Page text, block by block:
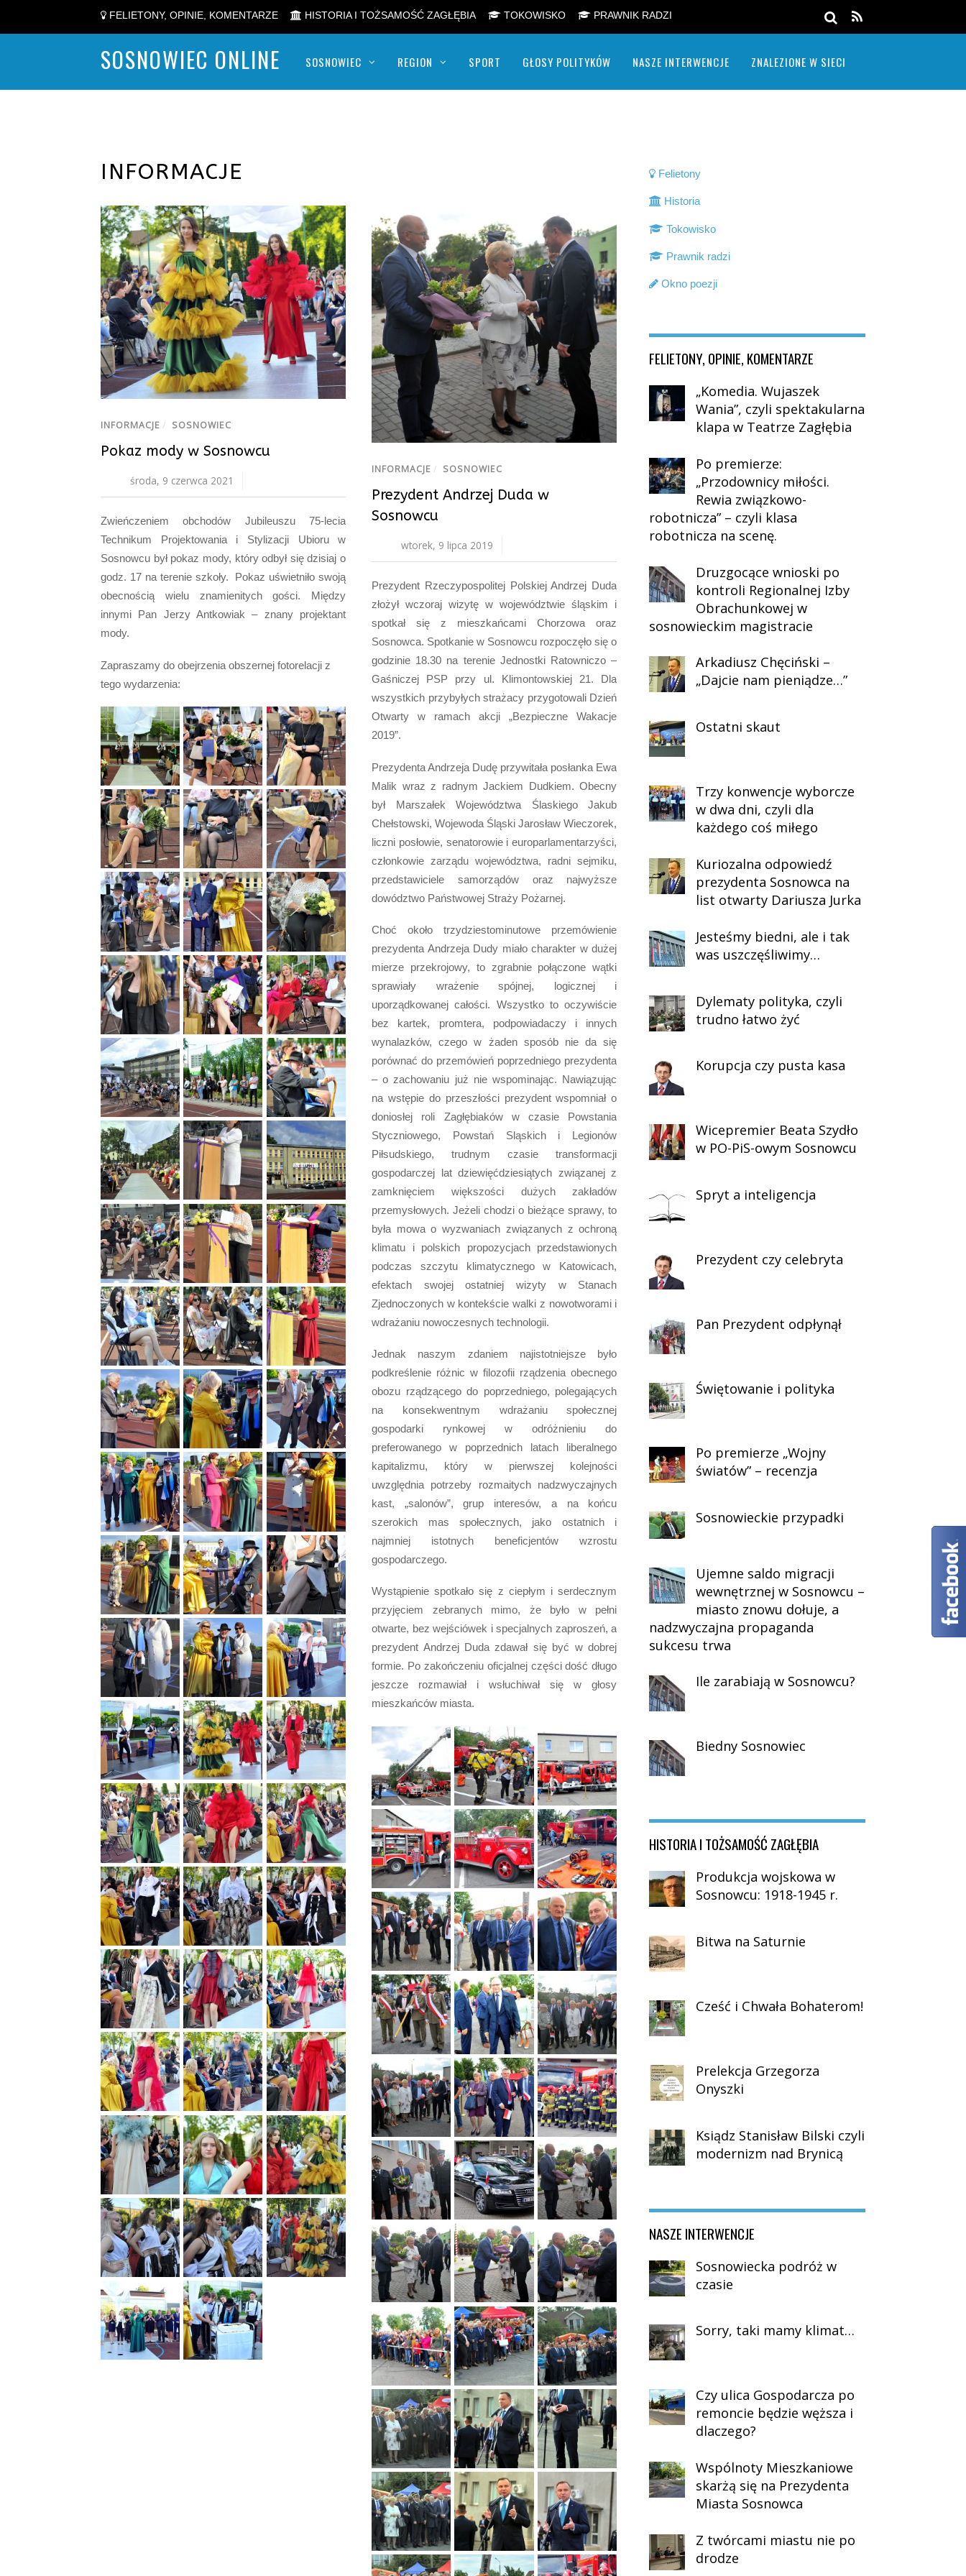
FELIETONY, OPINIE, KOMENTARZE HISTORIA I TOŻSAMOŚĆ ZAGŁĘBIA TOKOWISKO PRAWNIK RADZI
SOSNOWIEC ONLINE SOSNOWIEC REGION SPORT GŁOSY POLITYKÓW NASZE INTERWENCJE ZNALEZIONE W SIECI
INFORMACJE
INFORMACJE / SOSNOWIEC
Pokaz mody w Sosnowcu
środa, 9 czerwca 2021
Zwieńczeniem obchodów Jubileuszu 75-lecia
Technikum Projektowania i Stylizacji Ubioru w
Sosnowcu był pokaz mody, który odbył się dzisiaj o
godz. 17 na terenie szkoły. Pokaz uświetniło swoją
obecnością wielu znamienitych gości. Między
innymi Pan Jerzy Antkowiak – znany projektant
mody.
Zapraszamy do obejrzenia obszernej fotorelacji z
tego wydarzenia:
INFORMACJE / SOSNOWIEC
Prezydent Andrzej Duda w
Sosnowcu
wtorek, 9 lipca 2019
Prezydent Rzeczypospolitej Polskiej Andrzej Duda
złożył wczoraj wizytę w województwie śląskim i
spotkał się z mieszkańcami Chorzowa oraz
Sosnowca. Spotkanie w Sosnowcu rozpoczęło się o
godzinie 18.30 na terenie Jednostki Ratowniczo –
Gaśniczej PSP przy ul. Klimontowskiej 21. Dla
wszystkich przybyłych strażacy przygotowali Dzień
Otwarty w ramach akcji „Bezpieczne Wakacje
2019”.
Prezydenta Andrzeja Dudę przywitała posłanka Ewa
Malik wraz z radnym Jackiem Dudkiem. Obecny
był Marszałek Województwa Ślaskiego Jakub
Chełstowski, Wojewoda Śląski Jarosław Wieczorek,
liczni posłowie, senatorowie i europarlamentarzyści,
członkowie zarządu województwa, radni sejmiku,
przedstawiciele samorządów oraz najwyższe
dowództwo Państwowej Straży Pożarnej.
Choć około trzydziestominutowe przemówienie
prezydenta Andrzeja Dudy miało charakter w dużej
mierze przekrojowy, to zgrabnie połączone wątki
sprawiały wrażenie spójnej, logicznej i
uporządkowanej całości. Wszystko to oczywiście
bez kartek, promtera, podpowiadaczy i innych
wynalazków, czego w żaden sposób nie da się
porównać do przemówień poprzedniego prezydenta
– o zachowaniu już nie wspominając. Nawiązując
na wstępie do przeszłości prezydent wspomniał o
doniosłej roli Zagłębiaków w czasie Powstania
Styczniowego, Powstań Sląskich i Legionów
Piłsudskiego, trudnym czasie transformacji
gospodarczej lat dziewięćdziesiątych związanej z
zamknięciem większości dużych zakładów
przemysłowych. Jeżeli chodzi o bieżące sprawy, to
była mowa o wyzwaniach związanych z ochroną
klimatu i polskich propozycjach przedstawionych
podczas szczytu klimatycznego w Katowicach,
efektach swojej ostatniej wizyty w Stanach
Zjednoczonych w kontekście walki z nowotworami i
wdrażaniu nowoczesnych technologii.
Jednak naszym zdaniem najistotniejsze było
podkreślenie różnic w filozofii rządzenia obecnego
obozu rządzącego do poprzedniego, polegających
na konsekwentnym wdrażaniu społecznej
gospodarki rynkowej w odróżnieniu do
preferowanego w poprzednich latach liberalnego
kapitalizmu, który w pierwszej kolejności
uwzględnia potrzeby rozmaitych nadzwyczajnych
kast, „salonów”, grup interesów, a na końcu
szerokich mas społecznych, jako ostatnich i
najmniej istotnych beneficjentów wzrostu
gospodarczego.
Wystąpienie spotkało się z ciepłym i serdecznym
przyjęciem zebranych mimo, że było w pełni
otwarte, bez wejściówek i specjalnych zaproszeń, a
prezydent Andrzej Duda zdawał się być w dobrej
formie. Po zakończeniu oficjalnej części dość długo
jeszcze rozmawiał i wsłuchiwał się w głosy
mieszkańców miasta.
Felietony
Historia
Tokowisko
Prawnik radzi
Okno poezji
FELIETONY, OPINIE, KOMENTARZE
„Komedia. Wujaszek
Wania”, czyli spektakularna
klapa w Teatrze Zagłębia
Po premierze:
„Przodownicy miłości.
Rewia związkowo-
robotnicza” – czyli klasa
robotnicza na scenę.
Druzgocące wnioski po
kontroli Regionalnej Izby
Obrachunkowej w
sosnowieckim magistracie
Arkadiusz Chęciński –
„Dajcie nam pieniądze…”
Ostatni skaut
Trzy konwencje wyborcze
w dwa dni, czyli dla
każdego coś miłego
Kuriozalna odpowiedź
prezydenta Sosnowca na
list otwarty Dariusza Jurka
Jesteśmy biedni, ale i tak
was uszczęśliwimy…
Dylematy polityka, czyli
trudno łatwo żyć
Korupcja czy pusta kasa
Wicepremier Beata Szydło
w PO-PiS-owym Sosnowcu
Spryt a inteligencja
Prezydent czy celebryta
Pan Prezydent odpłynął
Świętowanie i polityka
Po premierze „Wojny
światów” – recenzja
Sosnowieckie przypadki
Ujemne saldo migracji
wewnętrznej w Sosnowcu –
miasto znowu dołuje, a
nadzwyczajna propaganda
sukcesu trwa
Ile zarabiają w Sosnowcu?
Biedny Sosnowiec
HISTORIA I TOŻSAMOŚĆ ZAGŁĘBIA
Produkcja wojskowa w
Sosnowcu: 1918-1945 r.
Bitwa na Saturnie
Cześć i Chwała Bohaterom!
Prelekcja Grzegorza
Onyszki
Ksiądz Stanisław Bilski czyli
modernizm nad Brynicą
NASZE INTERWENCJE
Sosnowiecka podróż w
czasie
Sorry, taki mamy klimat…
Czy ulica Gospodarcza po
remoncie będzie węższa i
dlaczego?
Wspólnoty Mieszkaniowe
skarżą się na Prezydenta
Miasta Sosnowca
Z twórcami miastu nie po
drodze